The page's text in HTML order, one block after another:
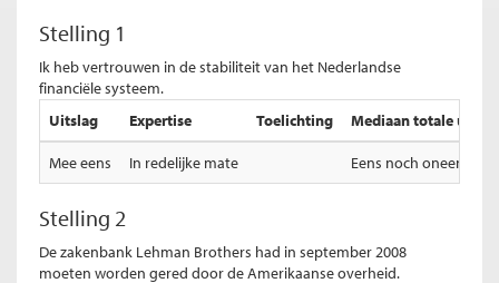
Stelling 1
Ik heb vertrouwen in de stabiliteit van het Nederlandse
financiële systeem.
Uitslag
Expertise Toelichting Mediaan totale
Mee eens In redelijke mate Eens noch oneens
Stelling 2
De zakenbank Lehman Brothers had in september 2008
moeten worden gered door de Amerikaanse overheid.